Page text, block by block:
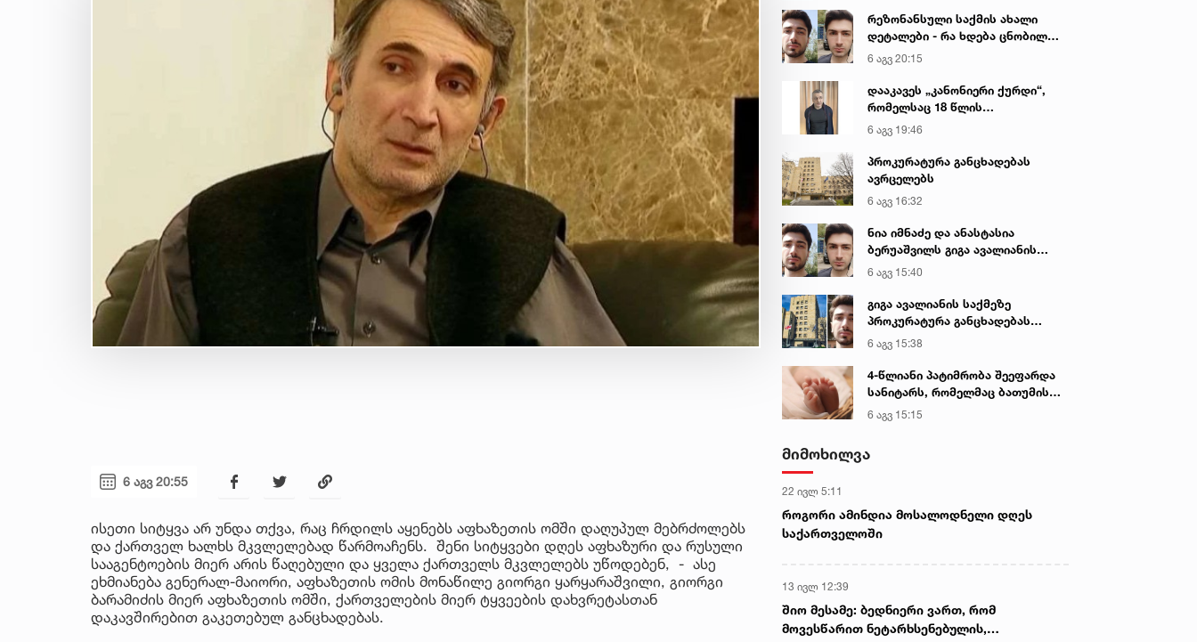
6 აგვ 20:55
ისეთი სიტყვა არ უნდა თქვა, რაც ჩრდილს აყენებს აფხაზეთის ომში დაღუპულ მებრძოლებს
და ქართველ ხალხს მკვლელებად წარმოაჩენს. შენი სიტყვები დღეს აფხაზური და რუსული
სააგენტოების მიერ არის წაღებული და ყველა ქართველს მკვლელებს უწოდებენ, - ასე
ეხმიანება გენერალ-მაიორი, აფხაზეთის ომის მონაწილე გიორგი ყარყარაშვილი, გიორგი
ბარამიძის მიერ აფხაზეთის ომში, ქართველების მიერ ტყვეების დახვრეტასთან
დაკავშირებით გაკეთებულ განცხადებას.
რეზონანსული საქმის ახალი
დეტალები - რა ხდება ცნობილი
გიგა ავალიანის მკვლელობაზე
6 აგვ 20:15
დააკავეს „კანონიერი ქურდი“,
რომელსაც 18 წლის
განმავლობაში ეძებდნენ
6 აგვ 19:46
პროკურატურა განცხადებას
ავრცელებს
6 აგვ 16:32
ნია იმნაძე და ანასტასია
ბერუაშვილს გიგა ავალიანის
საქმეზე ბრალი წარედგინათ
6 აგვ 15:40
გიგა ავალიანის საქმეზე
პროკურატურა განცხადებას
ავრცელებს
6 აგვ 15:38
4-წლიანი პატიმრობა შეეფარდა
სანიტარს, რომელმაც ბათუმის
კლინიკის საპირფარეშოში
იმშობიარა და ახალშობილს
მიაყენა
6 აგვ 15:15
მიმოხილვა
22 ივლ 5:11
როგორი ამინდია მოსალოდნელი დღეს
საქართველოში
13 ივლ 12:39
შიო მესამე: ბედნიერი ვართ, რომ
მოვესწარით ნეტარხსენებულის,